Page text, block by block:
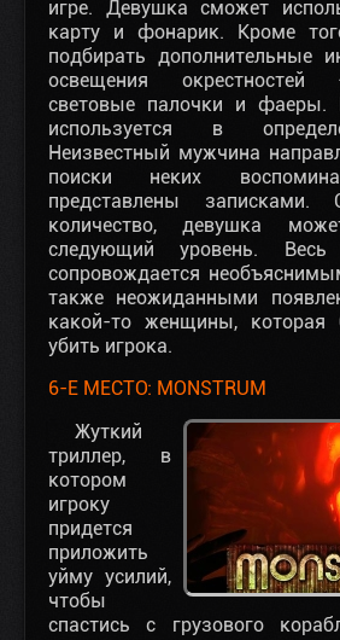
игре. Девушка сможет
карту и фонарик. Кроме
подбирать дополнительные
освещения
световые палочки и
используется в
Неизвестный мужчина
поиски неких
представлены записками.
количество, девушка
следующий уровень.
сопровождается
также неожиданными
какой-то женщины, которая
убить игрока.
6-Е МЕСТО: MONSTRUM
Жуткий
триллер, в
котором
игроку
придется
приложить
уйму усилий,
чтобы
спастись с грузового